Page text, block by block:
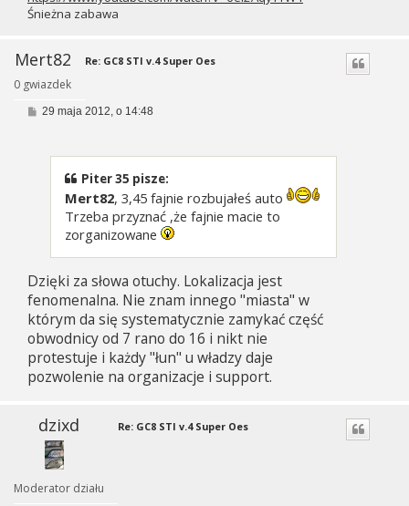
Śnieżna zabawa
Mert82
0 gwiazdek
Re: GC8 STI v.4 Super Oes
P29 maja 2012, o 14:48
Piter 35 pisze:
Mert82, 3,45 fajnie rozbujałeś auto
Trzeba przyznać ,że fajnie macie to
zorganizowane
Dzięki za słowa otuchy. Lokalizacja jest
fenomenalna. Nie znam innego "miasta" w
którym da się systematycznie zamykać część
obwodnicy od 7 rano do 16 i nikt nie
protestuje i każdy "łun" u władzy daje
pozwolenie na organizacje i support.
dzixd
Moderator działu
Re: GC8 STI v.4 Super Oes